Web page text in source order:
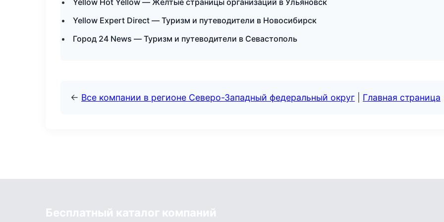
Yellow Hot Yellow — Желтые страницы организаций в Ульяновск
Yellow Expert Direct — Туризм и путеводители в Новосибирск
Город 24 News — Туризм и путеводители в Севастополь
← Все компании в регионе Северо-Западный федеральный округ Главная страница
Бесплатный каталог компаний